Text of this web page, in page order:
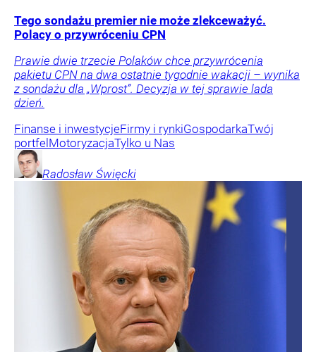
Tego sondażu premier nie może zlekceważyć.
Polacy o przywróceniu CPN
Prawie dwie trzecie Polaków chce przywrócenia
pakietu CPN na dwa ostatnie tygodnie wakacji – wynika
z sondażu dla „Wprost”. Decyzja w tej sprawie lada
dzień.
Finanse i inwestycjeFirmy i rynkiGospodarkaTwój
portfelMotoryzacjaTylko u Nas
Radosław Święcki